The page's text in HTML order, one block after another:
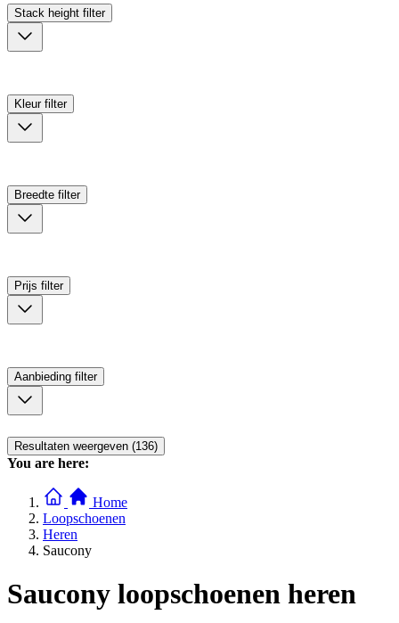
Stack height filter
Kleur filter
Breedte filter
Prijs filter
Aanbieding filter
Resultaten weergeven (136)
You are here:
Home
Loopschoenen
Heren
Saucony
Saucony loopschoenen heren